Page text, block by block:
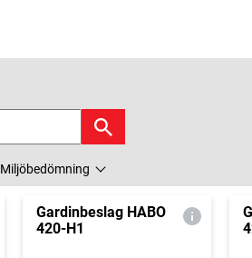
Miljöbedömning
Gardinbeslag HABO
420-H1